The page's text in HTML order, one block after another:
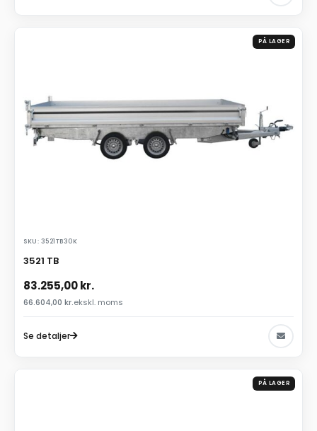
PÅ LAGER
SKU: 3521TB30K
3521 TB
83.255,00kr.
66.604,00 kr.ekskl. moms
Se detaljer
PÅ LAGER